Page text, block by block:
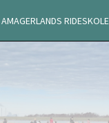
AMAGERLANDS RIDESKOLE